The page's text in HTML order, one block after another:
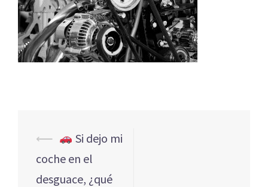
Navegación
de
entradas
⟵
Si dejo mi
coche en el
desguace, ¿qué